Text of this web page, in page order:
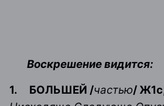
Воскрешение видится:
1.
БОЛЬШЕЙ /частью/